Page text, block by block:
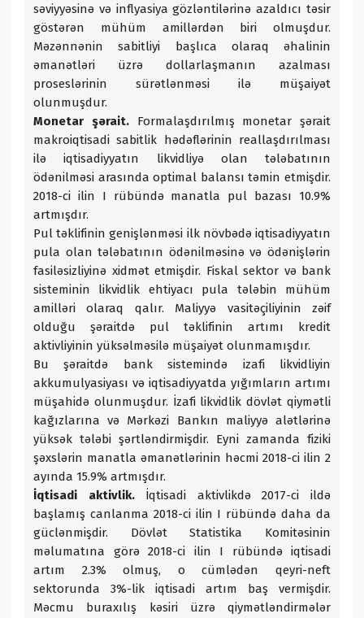
səviyyəsinə və inflyasiya gözləntilərinə azaldıcı təsir
göstərən mühüm amillərdən biri olmuşdur.
Məzənnənin sabitliyi başlıca olaraq əhalinin
əmanətləri üzrə dollarlaşmanın azalması
proseslərinin sürətlənməsi ilə müşaiyət
olunmuşdur.
Monetar şərait.Formalaşdırılmış monetar şərait
makroiqtisadi sabitlik hədəflərinin reallaşdırılması
ilə iqtisadiyyatın likvidliyə olan tələbatının
ödənilməsi arasında optimal balansı təmin etmişdir.
2018-ci ilin I rübündə manatla pul bazası 10.9%
artmışdır.
Pul təklifinin genişlənməsi ilk növbədə iqtisadiyyatın
pula olan tələbatının ödənilməsinə və ödənişlərin
fasiləsizliyinə xidmət etmişdir. Fiskal sektor və bank
sisteminin likvidlik ehtiyacı pula tələbin mühüm
amilləri olaraq qalır. Maliyyə vasitəçiliyinin zəif
olduğu şəraitdə pul təklifinin artımı kredit
aktivliyinin yüksəlməsilə müşaiyət olunmamışdır.
Bu şəraitdə bank sistemində izafi likvidliyin
akkumulyasiyası və iqtisadiyyatda yığımların artımı
müşahidə olunmuşdur. İzafi likvidlik dövlət qiymətli
kağızlarına və Mərkəzi Bankın maliyyə alətlərinə
yüksək tələbi şərtləndirmişdir. Eyni zamanda fiziki
şəxslərin manatla əmanətlərinin həcmi 2018-ci ilin 2
ayında 15.9% artmışdır.
İqtisadi aktivlik.İqtisadi aktivlikdə 2017-ci ildə
başlamış canlanma 2018-ci ilin I rübündə daha da
güclənmişdir. Dövlət Statistika Komitəsinin
məlumatına görə 2018-ci ilin I rübündə iqtisadi
artım 2.3% olmuş, o cümlədən qeyri-neft
sektorunda 3%-lik iqtisadi artım baş vermişdir.
Məcmu buraxılış kəsiri üzrə qiymətləndirmələr